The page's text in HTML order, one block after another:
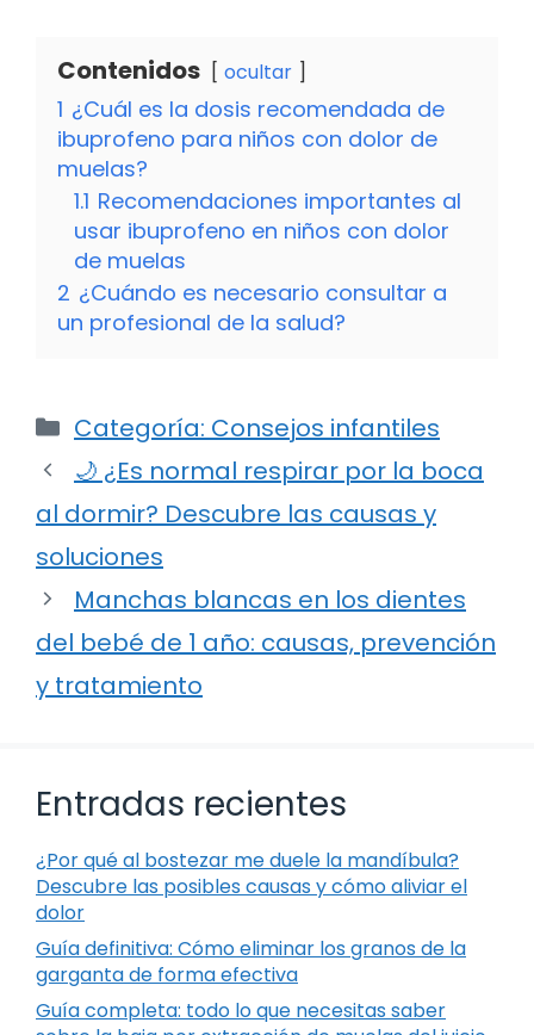
Contenidos ocultar
1 ¿Cuál es la dosis recomendada de
ibuprofeno para niños con dolor de
muelas?
1.1 Recomendaciones importantes al
usar ibuprofeno en niños con dolor
de muelas
2 ¿Cuándo es necesario consultar a
un profesional de la salud?
Categorías
Categoría: Consejos infantiles
🌙 ¿Es normal respirar por la boca
al dormir? Descubre las causas y
soluciones
Manchas blancas en los dientes
del bebé de 1 año: causas, prevención
y tratamiento
Entradas recientes
¿Por qué al bostezar me duele la mandíbula?
Descubre las posibles causas y cómo aliviar el
dolor
Guía definitiva: Cómo eliminar los granos de la
garganta de forma efectiva
Guía completa: todo lo que necesitas saber